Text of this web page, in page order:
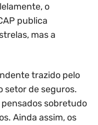
o
publica
mas a
trazido pelo
setor de seguros.
pensados sobretudo
Ainda assim, os